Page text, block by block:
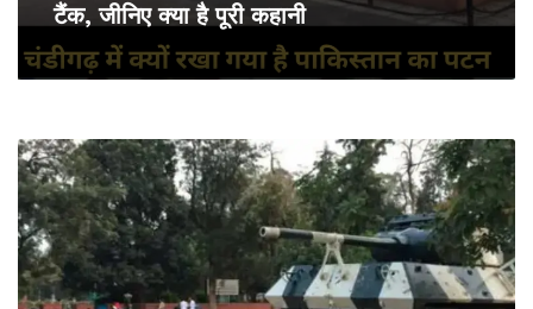
टैंक, जीनिए क्या है पूरी कहानी